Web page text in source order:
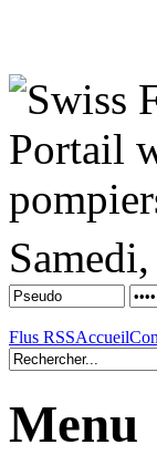
Flus RSSAccueil
Menu